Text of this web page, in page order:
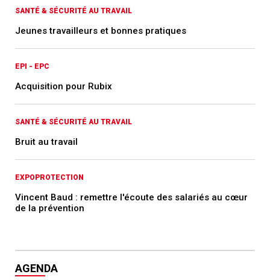
SANTÉ & SÉCURITÉ AU TRAVAIL
Jeunes travailleurs et bonnes pratiques
EPI - EPC
Acquisition pour Rubix
SANTÉ & SÉCURITÉ AU TRAVAIL
Bruit au travail
EXPOPROTECTION
Vincent Baud : remettre l'écoute des salariés au cœur
de la prévention
AGENDA